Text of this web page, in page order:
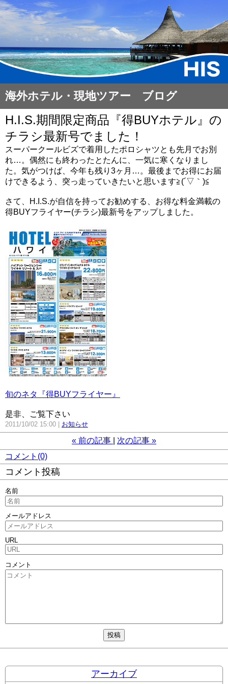
海外ホテル・現地ツアー ブログ
H.I.S.期間限定商品『得BUYホテル』の
チラシ最新号でました！
スーパークールビズで着用したポロシャツとも先月でお別
れ…。偶然にも終わったとたんに、一気に寒くなりまし
た。気がつけば、今年も残り3ヶ月…。最後までお得にお届
けできるよう、突っ走っていきたいと思います≧(´▽｀)≦
さて、H.I.S.が自信を持ってお勧めする、お得な料金満載の
得BUYフライヤー(チラシ)最新号をアップしました。
旬のネタ『得BUYフライヤー』
是非、ご覧下さい
2011/10/02 15:00 お知らせ
« 前の記事 次の記事 »
コメント(0)
コメント投稿
名前
メールアドレス
URL
コメント
アーカイブ